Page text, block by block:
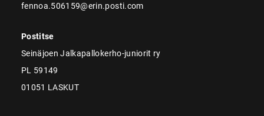
fennoa.506159@erin.posti.com
Postitse
Seinäjoen Jalkapallokerho-juniorit ry
PL 59149
01051 LASKUT